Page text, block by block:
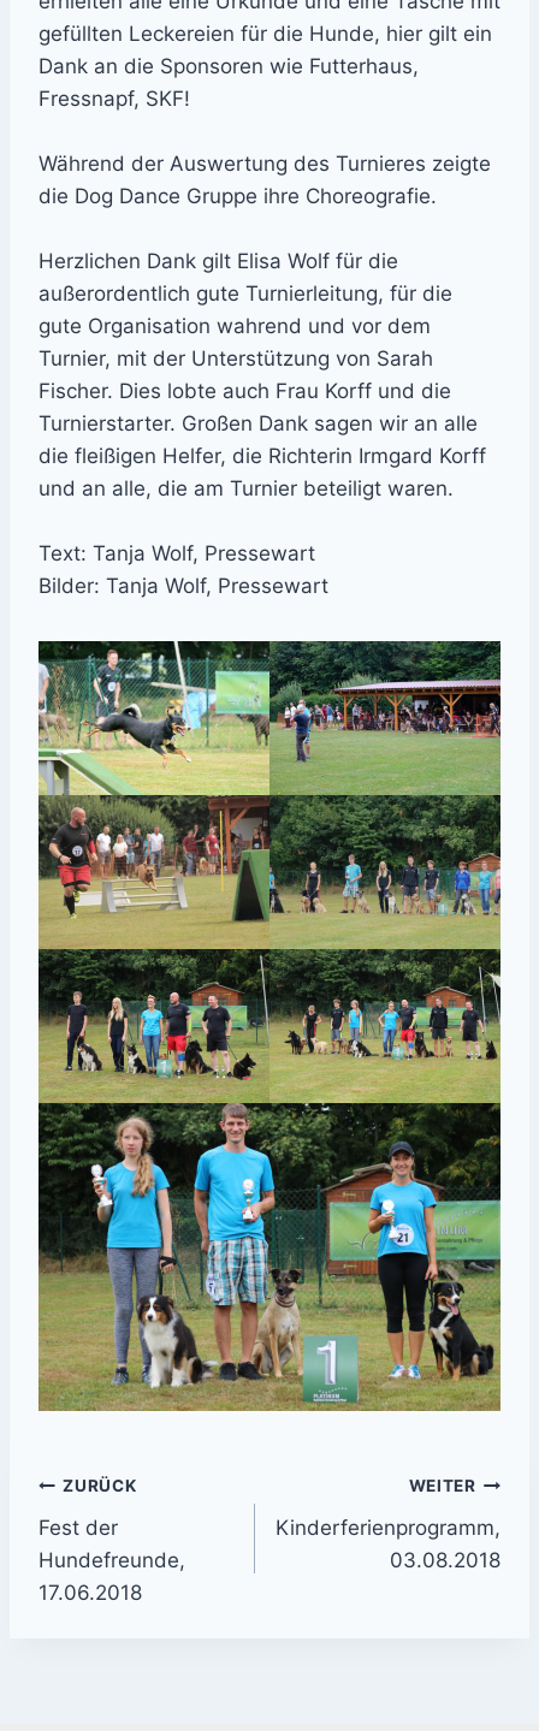
gefüllten Leckereien für die Hunde, hier gilt ein
Dank an die Sponsoren wie Futterhaus,
Fressnapf, SKF!
Während der Auswertung des Turnieres zeigte
die Dog Dance Gruppe ihre Choreografie.
Herzlichen Dank gilt Elisa Wolf für die
außerordentlich gute Turnierleitung, für die
gute Organisation wahrend und vor dem
Turnier, mit der Unterstützung von Sarah
Fischer. Dies lobte auch Frau Korff und die
Turnierstarter. Großen Dank sagen wir an alle
die fleißigen Helfer, die Richterin Irmgard Korff
und an alle, die am Turnier beteiligt waren.
Text: Tanja Wolf, Pressewart
Bilder: Tanja Wolf, Pressewart
Beitrags-
Navigation
ZURÜCK
Fest der
Hundefreunde,
17.06.2018
WEITER
Kinderferienprogramm,
03.08.2018